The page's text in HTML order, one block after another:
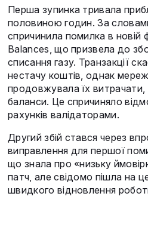
Перша зупинка тривала
половиною годин. За
спричинила помилка в новій
Balances, що призвела до
списання газу. Транзакції
нестачу коштів, однак
продовжувала їх витрачати,
баланси. Це спричиняло
рахунків валідаторами.
Другий збій стався через
виправлення для першої
що знала про «низьку
патч, але свідомо пішла на
швидкого відновлення